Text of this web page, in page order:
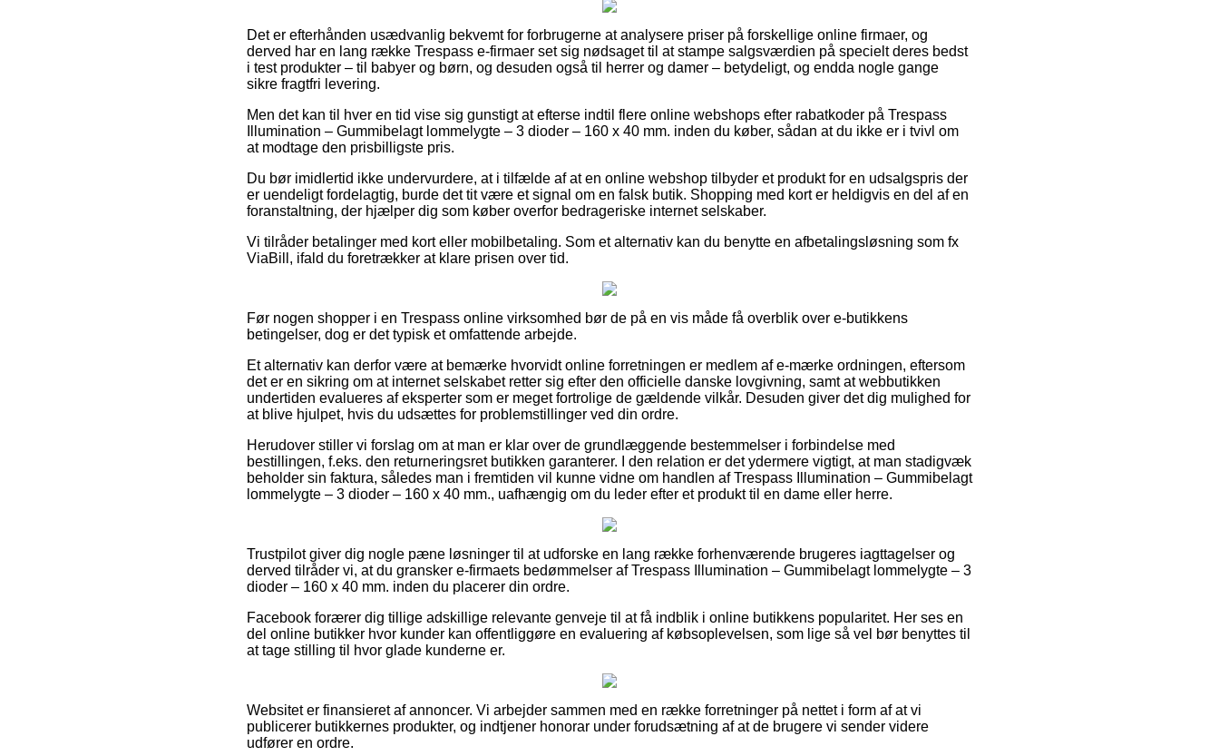
Det er efterhånden usædvanlig bekvemt for forbrugerne at analysere priser på forskellige online firmaer, og
derved har en lang række Trespass e-firmaer set sig nødsaget til at stampe salgsværdien på specielt deres bedst
i test produkter – til babyer og børn, og desuden også til herrer og damer – betydeligt, og endda nogle gange
sikre fragtfri levering.
Men det kan til hver en tid vise sig gunstigt at efterse indtil flere online webshops efter rabatkoder på Trespass
Illumination – Gummibelagt lommelygte – 3 dioder – 160 x 40 mm. inden du køber, sådan at du ikke er i tvivl om
at modtage den prisbilligste pris.
Du bør imidlertid ikke undervurdere, at i tilfælde af at en online webshop tilbyder et produkt for en udsalgspris der
er uendeligt fordelagtig, burde det tit være et signal om en falsk butik. Shopping med kort er heldigvis en del af en
foranstaltning, der hjælper dig som køber overfor bedrageriske internet selskaber.
Vi tilråder betalinger med kort eller mobilbetaling. Som et alternativ kan du benytte en afbetalingsløsning som fx
ViaBill, ifald du foretrækker at klare prisen over tid.
Før nogen shopper i en Trespass online virksomhed bør de på en vis måde få overblik over e-butikkens
betingelser, dog er det typisk et omfattende arbejde.
Et alternativ kan derfor være at bemærke hvorvidt online forretningen er medlem af e-mærke ordningen, eftersom
det er en sikring om at internet selskabet retter sig efter den officielle danske lovgivning, samt at webbutikken
undertiden evalueres af eksperter som er meget fortrolige de gældende vilkår. Desuden giver det dig mulighed for
at blive hjulpet, hvis du udsættes for problemstillinger ved din ordre.
Herudover stiller vi forslag om at man er klar over de grundlæggende bestemmelser i forbindelse med
bestillingen, f.eks. den returneringsret butikken garanterer. I den relation er det ydermere vigtigt, at man stadigvæk
beholder sin faktura, således man i fremtiden vil kunne vidne om handlen af Trespass Illumination – Gummibelagt
lommelygte – 3 dioder – 160 x 40 mm., uafhængig om du leder efter et produkt til en dame eller herre.
Trustpilot giver dig nogle pæne løsninger til at udforske en lang række forhenværende brugeres iagttagelser og
derved tilråder vi, at du gransker e-firmaets bedømmelser af Trespass Illumination – Gummibelagt lommelygte – 3
dioder – 160 x 40 mm. inden du placerer din ordre.
Facebook forærer dig tillige adskillige relevante genveje til at få indblik i online butikkens popularitet. Her ses en
del online butikker hvor kunder kan offentliggøre en evaluering af købsoplevelsen, som lige så vel bør benyttes til
at tage stilling til hvor glade kunderne er.
Websitet er finansieret af annoncer. Vi arbejder sammen med en række forretninger på nettet i form af at vi
publicerer butikkernes produkter, og indtjener honorar under forudsætning af at de brugere vi sender videre
udfører en ordre.